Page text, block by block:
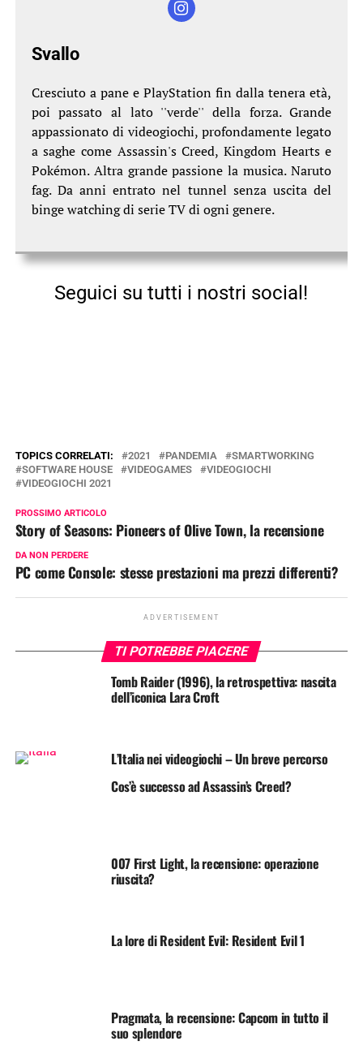
Svallo
Cresciuto a pane e PlayStation fin dalla tenera età,
poi passato al lato ''verde'' della forza. Grande
appassionato di videogiochi, profondamente legato
a saghe come Assassin's Creed, Kingdom Hearts e
Pokémon. Altra grande passione la musica. Naruto
fag. Da anni entrato nel tunnel senza uscita del
binge watching di serie TV di ogni genere.
Seguici su tutti i nostri social!
TOPICS CORRELATI: 2021 PANDEMIA
SMARTWORKING
SOFTWARE HOUSE
VIDEOGAMES
VIDEOGIOCHI
VIDEOGIOCHI 2021
PROSSIMO ARTICOLO
Story of Seasons: Pioneers of Olive Town, la recensione
DA NON PERDERE
PC come Console: stesse prestazioni ma prezzi differenti?
ADVERTISEMENT
TI POTREBBE PIACERE
Tomb Raider (1996), la retrospettiva: nascita
dell’iconica Lara Croft
L’Italia nei videogiochi – Un breve percorso
Cos’è successo ad Assassin’s Creed?
007 First Light, la recensione: operazione
riuscita?
La lore di Resident Evil: Resident Evil 1
Pragmata, la recensione: Capcom in tutto il
suo splendore